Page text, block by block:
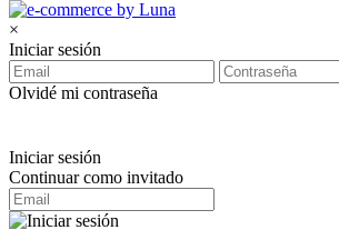
×
Iniciar sesión
Olvidé mi contraseña
Iniciar sesión
Continuar como invitado